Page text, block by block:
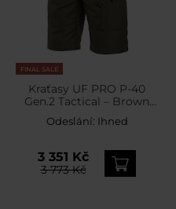
FINAL SALE
Kraťasy UF PRO P-40
Gen.2 Tactical – Brown
Grey
Odeslání: Ihned
3 351 Kč
3 773 Kč